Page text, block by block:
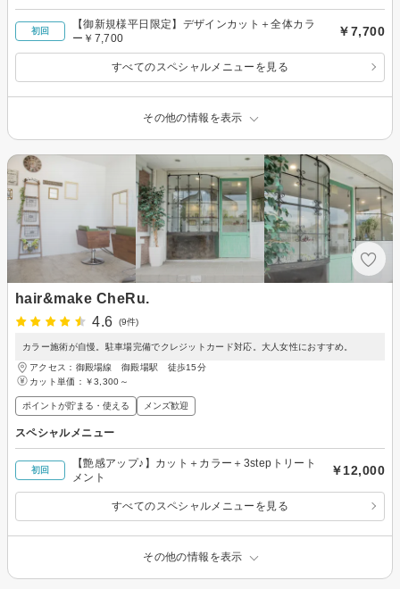
初回
【御新規様平日限定】デザインカット＋全体カラ
ー￥7,700
￥7,700
すべてのスペシャルメニューを見る
その他の情報を表示
hair&make CheRu.
4.6
(9件)
カラー施術が自慢。駐車場完備でクレジットカード対応。大人女性におすすめ。
アクセス：御殿場線 御殿場駅 徒歩15分
カット単価： ￥3,300～
ポイントが貯まる・使える メンズ歓迎
スペシャルメニュー
初回
【艶感アップ♪】カット＋カラー＋3stepトリート
メント
￥12,000
すべてのスペシャルメニューを見る
その他の情報を表示